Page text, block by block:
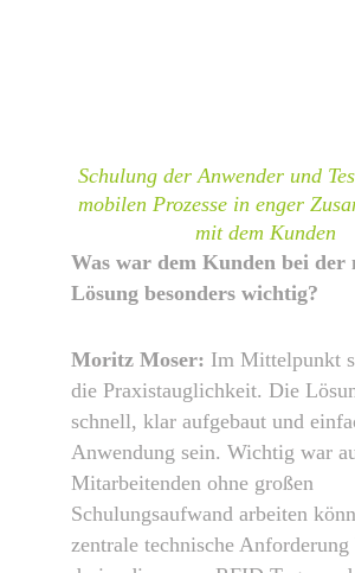
Schulung der Anwender und
mobilen Prozesse in enger
mit dem Kunden
Was war dem Kunden bei der
Lösung besonders wichtig?
Moritz Moser: Im Mittelpunkt
die Praxistauglichkeit. Die
schnell, klar aufgebaut und
Anwendung sein. Wichtig war
Mitarbeitenden ohne großen
Schulungsaufwand arbeiten
zentrale technische Anforderung